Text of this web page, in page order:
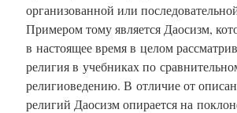
организованной или
Примером тому является Даосизм,
в настоящее время в целом
религия в учебниках по
религиоведению. В отличие от
религий Даосизм опирается на